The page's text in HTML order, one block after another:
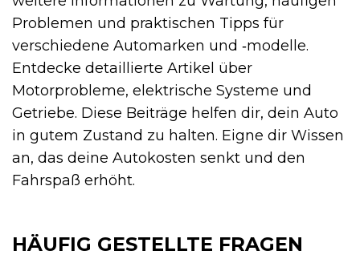
Problemen und praktischen Tipps für
verschiedene Automarken und ‑modelle.
Entdecke detaillierte Artikel über
Motorprobleme, elektrische Systeme und
Getriebe. Diese Beiträge helfen dir, dein Auto
in gutem Zustand zu halten. Eigne dir Wissen
an, das deine Autokosten senkt und den
Fahrspaß erhöht.
HÄUFIG GESTELLTE FRAGEN